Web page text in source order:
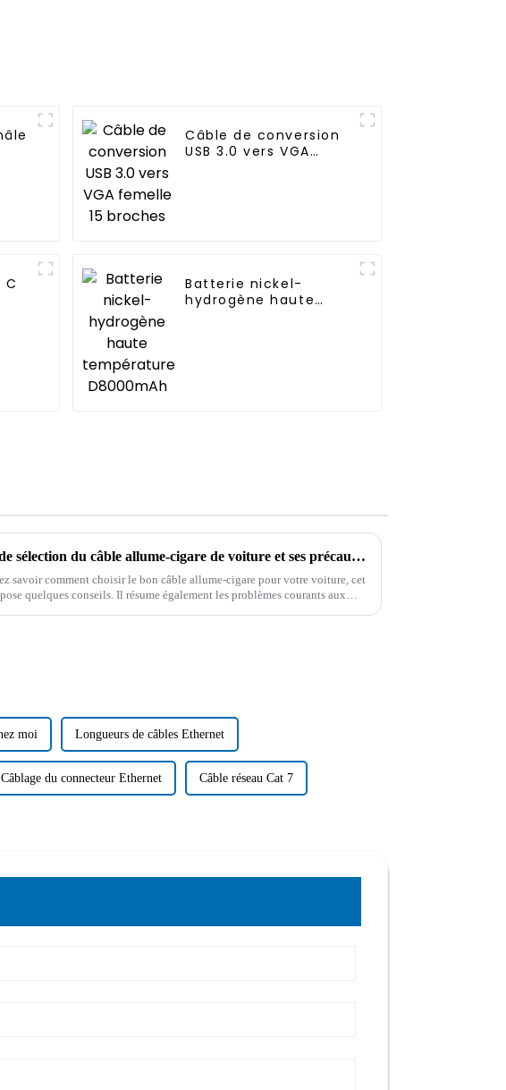
Câble de conversion
USB 3.0 vers VGA
C
Batterie nickel-
hydrogène haute
Les normes de sélection du câble allume-cigare de voiture et ses précautions d'utilisation
savoir comment choisir le bon câble allume-cigare pour votre voiture, cet
quelques conseils. Il résume également les problèmes courants aux
moi Longueurs de câbles Ethernet
Câblage du connecteur Ethernet Câble réseau Cat 7